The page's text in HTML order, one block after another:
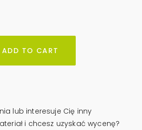
ADD TO CART
lub interesuje Cię inny
i chcesz uzyskać wycenę?